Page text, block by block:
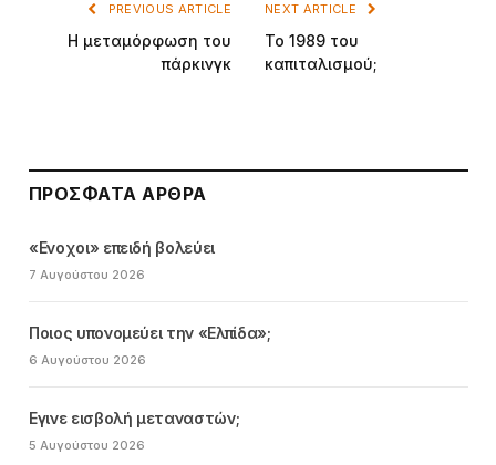
PREVIOUS ARTICLE
Η μεταμόρφωση του
πάρκινγκ
NEXT ARTICLE
Το 1989 του
καπιταλισμού;
ΠΡΌΣΦΑΤΑ ΆΡΘΡΑ
«Ενοχοι» επειδή βολεύει
7 Αυγούστου 2026
Ποιος υπονομεύει την «Ελπίδα»;
6 Αυγούστου 2026
Εγινε εισβολή μεταναστών;
5 Αυγούστου 2026